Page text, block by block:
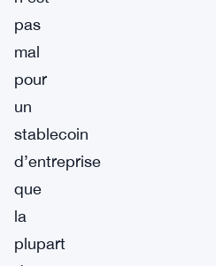
pas
mal
pour
un
stablecoin
d’entreprise
que
la
plupart